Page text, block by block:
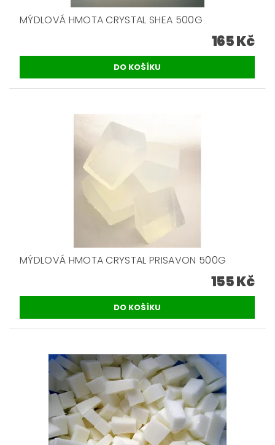
MÝDLOVÁ HMOTA CRYSTAL SHEA 500G
165 Kč
MÝDLOVÁ HMOTA CRYSTAL PRISAVON 500G
155 Kč